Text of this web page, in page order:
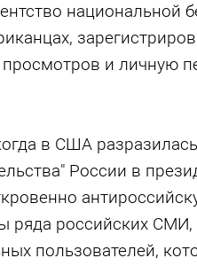
национальной
и личную
в США
России в
ряда российских
пользователей,